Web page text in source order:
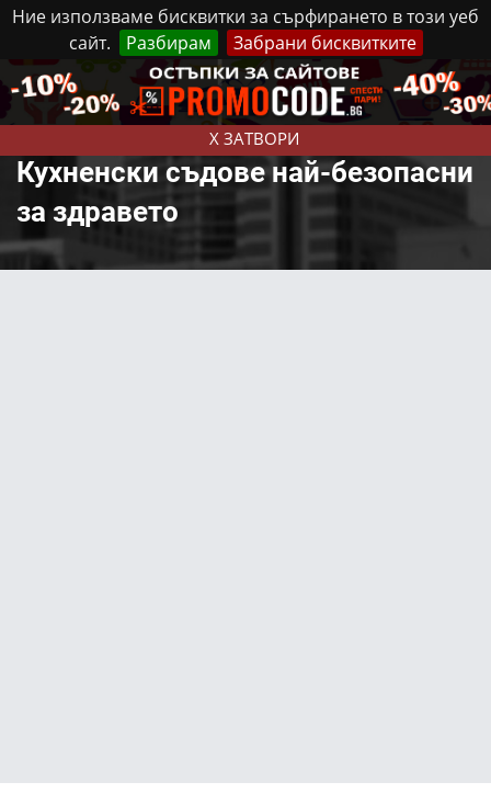
Ние използваме бисквитки за сърфирането в този уеб
сайт.
Разбирам Забрани бисквитките
X ЗАТВОРИ
Понеделник, 10 Август, 2026 Реклама Контакти
Кухненски съдове най-безопасни
за здравето